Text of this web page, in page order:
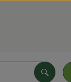
Suchen